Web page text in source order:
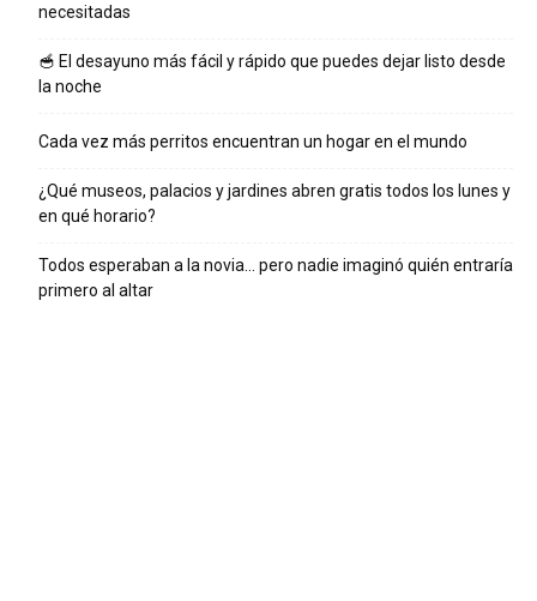
necesitadas
🥣 El desayuno más fácil y rápido que puedes dejar listo desde
la noche
Cada vez más perritos encuentran un hogar en el mundo
¿Qué museos, palacios y jardines abren gratis todos los lunes y
en qué horario?
Todos esperaban a la novia… pero nadie imaginó quién entraría
primero al altar